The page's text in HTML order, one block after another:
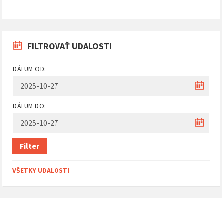
FILTROVAŤ UDALOSTI
DÁTUM OD:
DÁTUM DO:
Filter
VŠETKY UDALOSTI